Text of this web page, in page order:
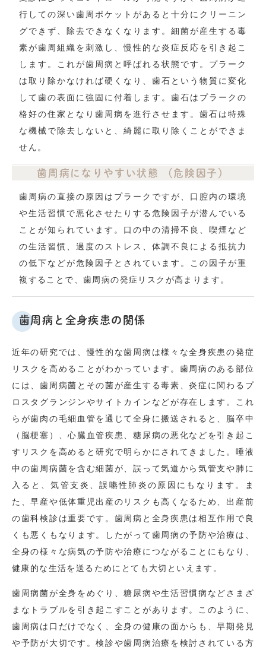
行しての深い歯周ポケットがあると十分にクリーニン
グできず、除去できなくなります。細菌が産生する毒
素が歯周組織を刺激し、慢性的な炎症反応を引き起こ
します。これが歯周病と呼ばれる状態です。プラーク
は取り除かなければ硬くなり、歯石という物質に変化
して歯の表面に強固に付着します。歯石はプラークの
格好の住家となり歯周病を進行させます。歯石は特殊
な機械で除去しないと、綺麗に取り除くことができま
せん。
歯周病になりやすい状態 （危険因子）
歯周病の直接の原因はプラークですが、口腔内の環境
や生活習慣で悪化させたりする危険因子が潜んでいる
ことが知られています。口の中の清掃不良、喫煙など
の生活習慣、過度のストレス、体調不良による抵抗力
の低下などが危険因子とされています。この因子が重
複することで、歯周病の発症リスクが高まります。
歯周病と全身疾患の関係
近年の研究では、慢性的な歯周病は様々な全身疾患の発症
リスクを高めることがわかっています。歯周病のある部位
には、歯周病菌とその菌が産生する毒素、炎症に関わるプ
ロスタグランジンやサイトカインなどが存在します。これ
らが歯肉の毛細血管を通じて全身に搬送されると、脳卒中
（脳梗塞）、心臓血管疾患、糖尿病の悪化などを引き起こ
すリスクを高めると研究で明らかにされてきました。唾液
中の歯周病菌を含む細菌が、誤って気道から気管支や肺に
入ると、気管支炎、誤嚥性肺炎の原因にもなります。ま
た、早産や低体重児出産のリスクも高くなるため、出産前
の歯科検診は重要です。歯周病と全身疾患は相互作用で良
くも悪くもなります。したがって歯周病の予防や治療は、
全身の様々な病気の予防や治療につながることにもなり、
健康的な生活を送るためにとても大切といえます。
歯周病菌が全身をめぐり、糖尿病や生活習慣病などさまざ
まなトラブルを引き起こすことがあります。このように、
歯周病は口だけでなく、全身の健康の面からも、早期発見
や予防が大切です。検診や歯周病治療を検討されている方